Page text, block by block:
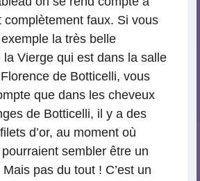
complètement faux. Si vous
la très belle
Vierge qui est dans la salle
de Botticelli, vous
que dans les cheveux
de Botticelli, il y a des
d’or, au moment où
sembler être un
pas du tout ! C’est un